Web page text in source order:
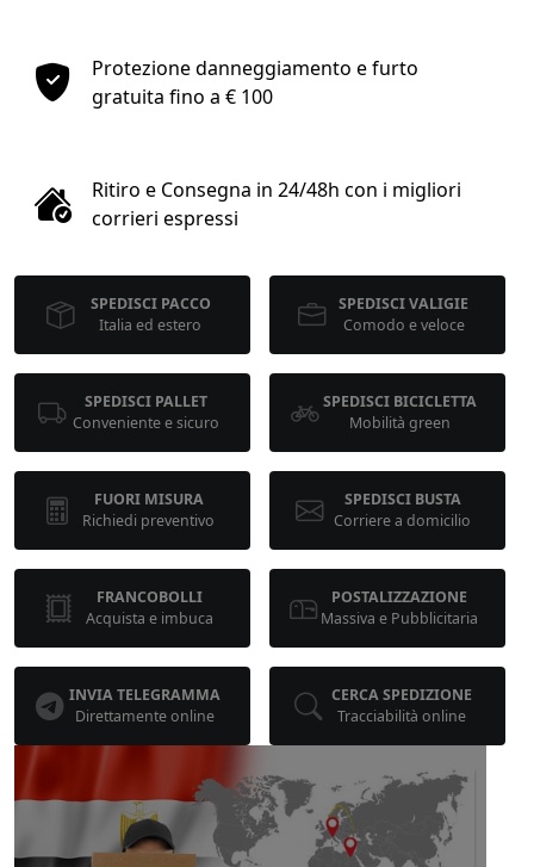
quantità
1
kg
cm
calcola
Protezione danneggiamento e furto
gratuita fino a € 100
Ritiro e Consegna in 24/48h con i migliori
corrieri espressi
SPEDISCI PACCO
Italia ed estero
SPEDISCI VALIGIE
Comodo e veloce
SPEDISCI PALLET
Conveniente e sicuro
SPEDISCI BICICLETTA
Mobilità green
FUORI MISURA
Richiedi preventivo
SPEDISCI BUSTA
Corriere a domicilio
FRANCOBOLLI
Acquista e imbuca
POSTALIZZAZIONE
Massiva e Pubblicitaria
INVIA TELEGRAMMA
Direttamente online
CERCA SPEDIZIONE
Tracciabilità online